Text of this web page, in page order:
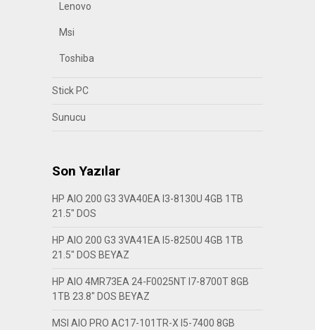
Lenovo
Msi
Toshiba
Stick PC
Sunucu
Son Yazılar
HP AIO 200 G3 3VA40EA I3-8130U 4GB 1TB
21.5″ DOS
HP AIO 200 G3 3VA41EA I5-8250U 4GB 1TB
21.5″ DOS BEYAZ
HP AIO 4MR73EA 24-F0025NT I7-8700T 8GB
1TB 23.8″ DOS BEYAZ
MSI AIO PRO AC17-101TR-X I5-7400 8GB